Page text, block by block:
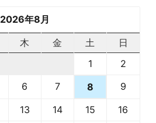
2026年8月
木 金 土
日
1
2
6 7 8
9
13 14 15
16